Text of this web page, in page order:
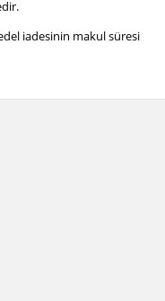
iadesinin makul süresi